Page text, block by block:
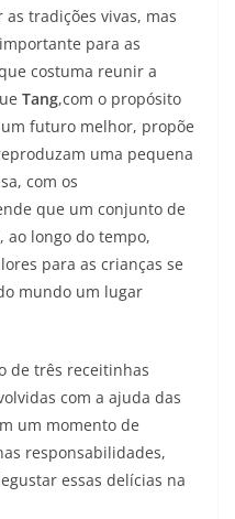
tradições vivas, mas
para as
costuma reunir a
Tang,com o propósito
futuro melhor, propõe
uma pequena
com os
que um conjunto de
ao longo do tempo,
para as crianças se
mundo um lugar
de três receitinhas
com a ajuda das
um momento de
responsabilidades,
essas delícias na